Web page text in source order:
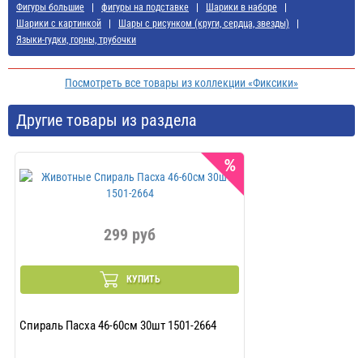
Фигуры большие
фигуры на подставке
Шарики в наборе
Шарики с картинкой
Шары с рисунком (круги, сердца, звезды)
Языки-гудки, горны, трубочки
Посмотреть все товары из коллекции «Фиксики»
Другие товары из раздела
299 руб
КУПИТЬ
Спираль Пасха 46-60см 30шт 1501-2664